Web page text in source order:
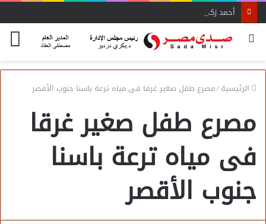
أحمد زكي: مبادرة “مصر تنطلق بالتصدير”
بحث
الرئيسية/مصرع طفل صغير غرقا فى مياه ترعة باسنا جنوب الأقصر
مصرع طفل صغير غرقا
فى مياه ترعة باسنا
جنوب الأقصر